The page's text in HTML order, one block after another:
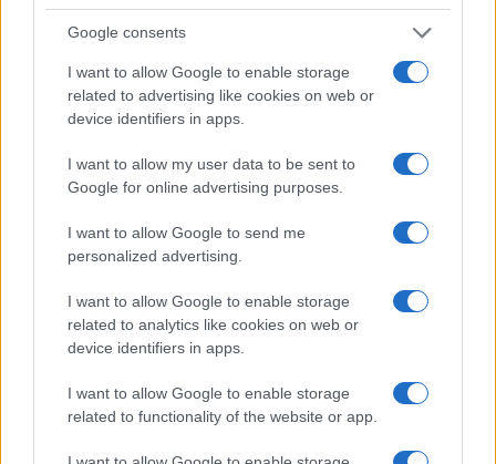
Google consents
I want to allow Google to enable storage
related to advertising like cookies on web or
device identifiers in apps.
I want to allow my user data to be sent to
Google for online advertising purposes.
I want to allow Google to send me
personalized advertising.
I want to allow Google to enable storage
related to analytics like cookies on web or
device identifiers in apps.
I want to allow Google to enable storage
related to functionality of the website or app.
NECROLOGIE
I nostri cari
Maddalena Scanu
I nostri cari